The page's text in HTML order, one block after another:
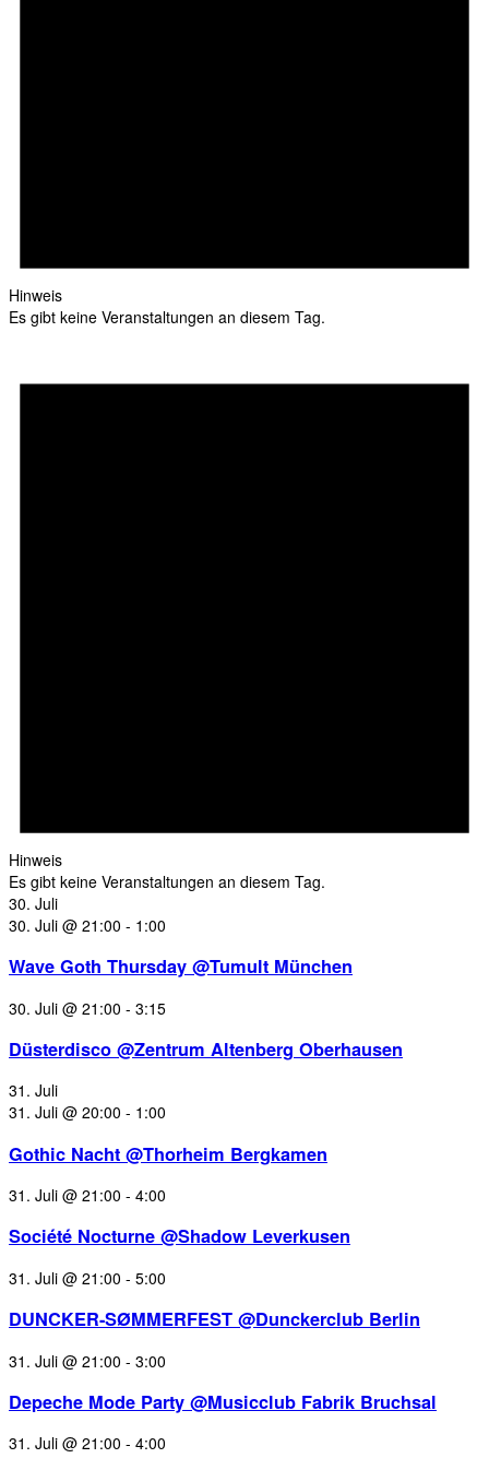
Hinweis
Es gibt keine Veranstaltungen an diesem Tag.
Hinweis
Es gibt keine Veranstaltungen an diesem Tag.
30. Juli
30. Juli @ 21:00 - 1:00
Wave Goth Thursday @Tumult München
30. Juli @ 21:00 - 3:15
Düsterdisco @Zentrum Altenberg Oberhausen
31. Juli
31. Juli @ 20:00 - 1:00
Gothic Nacht @Thorheim Bergkamen
31. Juli @ 21:00 - 4:00
Société Nocturne @Shadow Leverkusen
31. Juli @ 21:00 - 5:00
DUNCKER-SØMMERFEST @Dunckerclub Berlin
31. Juli @ 21:00 - 3:00
Depeche Mode Party @Musicclub Fabrik Bruchsal
31. Juli @ 21:00 - 4:00